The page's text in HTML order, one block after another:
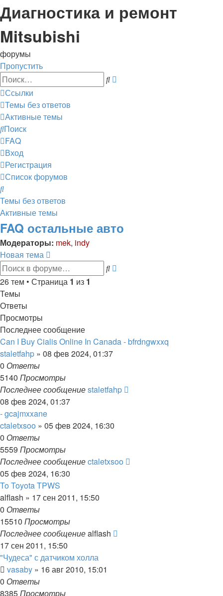
Диагностика и ремонт
Mitsubishi
форумы
Пропустить
Поиск
Ссылки
Темы без ответов
Активные темы
Поиск
FAQ
Вход
Регистрация
Список форумов
Поиск
Темы без ответов
Активные темы
FAQ остальные авто
Модераторы: mek, indy
Новая тема
Поиск
26 тем • Страница 1 из 1
Темы
Ответы
Просмотры
Последнее сообщение
Can I Buy Cialis Online In Canada - bfrdngwxxq
staletfahp » 08 фев 2024, 01:37
0 Ответы
5140 Просмотры
Последнее сообщениеstaletfahp
08 фев 2024, 01:37
- gcajmxxane
ctaletxsoo » 05 фев 2024, 16:30
0 Ответы
5559 Просмотры
Последнее сообщениеctaletxsoo
05 фев 2024, 16:30
To Toyota TPWS
alflash » 17 сен 2011, 15:50
0 Ответы
15510 Просмотры
Последнее сообщениеalflash
17 сен 2011, 15:50
"Чудеса" с датчиком холла
vasaby » 16 авг 2010, 15:01
0 Ответы
8385Просмотры